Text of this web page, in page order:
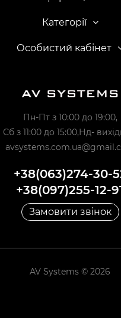
Категорії
Особистий кабінет
Пн-Пт з 10:00 до 19:00,
Сб з 11:00 до 15:00,Нд-
+38(063)274-30-
+38(097)255-12-
Замовити звінок
AV Systems © 2026